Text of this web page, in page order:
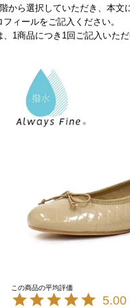
から選択していただき、本文
ィールをご記入ください。
1商品につき1回ご記入いただ
5.00